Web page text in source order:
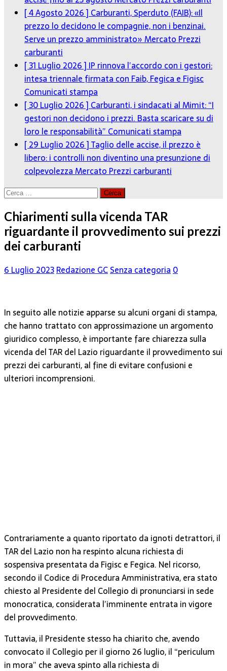
[ 4 Agosto 2026 ] Carburanti, Sperduto (FAIB): «Il
prezzo lo decidono le compagnie, non i benzinai.
Serve un prezzo amministrato»Mercato Prezzi
carburanti
[ 31 Luglio 2026 ] IP rinnova l’accordo con i gestori:
intesa triennale firmata con Faib, Fegica e Figisc
Comunicati stampa
[ 30 Luglio 2026 ] Carburanti, i sindacati al Mimit: “I
gestori non decidono i prezzi. Basta scaricare su di
loro le responsabilità” Comunicati stampa
[ 29 Luglio 2026 ]Taglio delle accise, il prezzo è
libero: i controlli non diventino una presunzione di
colpevolezzaMercato Prezzi carburanti
Ricerca
Chiarimenti sulla vicenda TAR
riguardante il provvedimento sui prezzi
dei carburanti
6 Luglio 2023Redazione GCSenza categoria 0
In seguito alle notizie apparse su alcuni organi di stampa,
che hanno trattato con approssimazione un argomento
giuridico complesso, è importante fare chiarezza sulla
vicenda del TAR del Lazio riguardante il provvedimento sui
prezzi dei carburanti, al fine di evitare confusioni e
ulteriori incomprensioni.
Contrariamente a quanto riportato da ignoti detrattori, il
TAR del Lazio non ha respinto alcuna richiesta di
sospensiva presentata da Figisc e Fegica. Nel ricorso,
secondo il Codice di Procedura Amministrativa, era stato
chiesto al Presidente del Collegio di pronunciarsi in sede
monocratica, considerata l’imminente entrata in vigore
del provvedimento.
Tuttavia, il Presidente stesso ha chiarito che, avendo
convocato il Collegio per il giorno 26 luglio, il “periculum
in mora” che aveva spinto alla richiesta di